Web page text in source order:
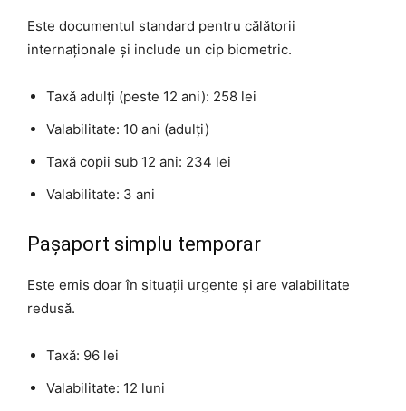
Este documentul standard pentru călătorii
internaționale și include un cip biometric.
Taxă adulți (peste 12 ani): 258 lei
Valabilitate: 10 ani (adulți)
Taxă copii sub 12 ani: 234 lei
Valabilitate: 3 ani
Pașaport simplu temporar
Este emis doar în situații urgente și are valabilitate
redusă.
Taxă: 96 lei
Valabilitate: 12 luni